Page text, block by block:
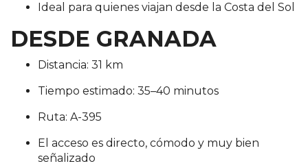
Ideal para quienes viajan desde la Costa del Sol
DESDE GRANADA
Distancia: 31 km
Tiempo estimado: 35–40 minutos
Ruta: A-395
El acceso es directo, cómodo y muy bien
señalizado